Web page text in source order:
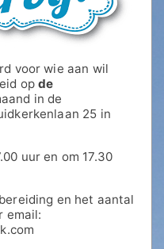
voor wie aan wil
opde
in de
25 in
uur en om 17.30
en het aantal
email: